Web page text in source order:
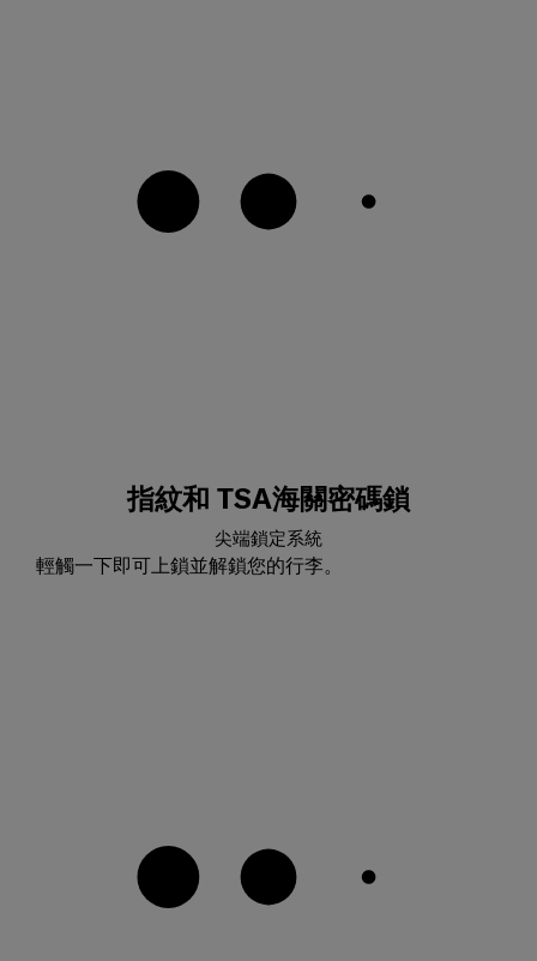
指紋和 TSA海關密碼鎖
尖端鎖定系統
輕觸一下即可上鎖並解鎖您的行李。